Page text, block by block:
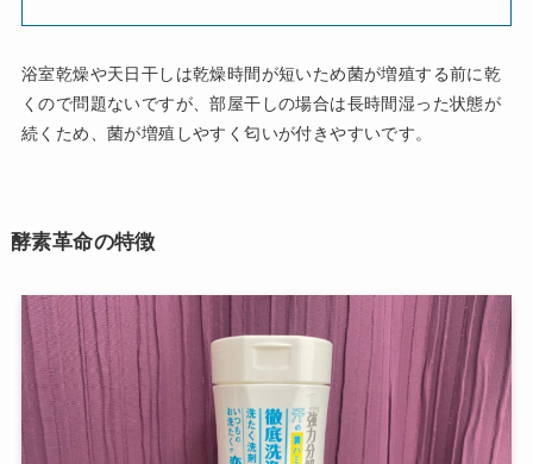
浴室乾燥や天日干しは乾燥時間が短いため菌が増殖する前に乾
くので問題ないですが、部屋干しの場合は長時間湿った状態が
続くため、菌が増殖しやすく匂いが付きやすいです。
酵素革命の特徴